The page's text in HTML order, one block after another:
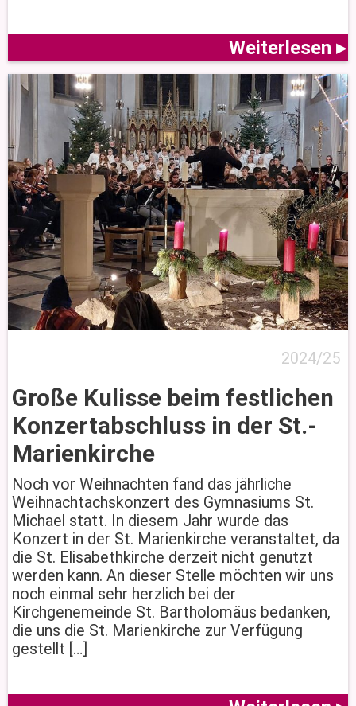
Weiterlesen ▸
2024/25
Große Kulisse beim festlichen
Konzertabschluss in der St.-
Marienkirche
Noch vor Weihnachten fand das jährliche
Weihnachtachskonzert des Gymnasiums St.
Michael statt. In diesem Jahr wurde das
Konzert in der St. Marienkirche veranstaltet, da
die St. Elisabethkirche derzeit nicht genutzt
werden kann. An dieser Stelle möchten wir uns
noch einmal sehr herzlich bei der
Kirchgenemeinde St. Bartholomäus bedanken,
die uns die St. Marienkirche zur Verfügung
gestellt […]